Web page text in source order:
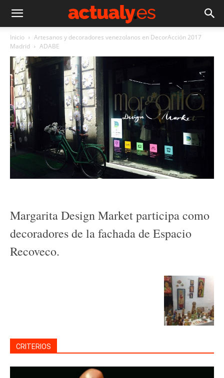
Inicio
Artesanos y decoradores venezolanos en DecorAcción 2017
Madrid
ADABE
Margarita Design Market participa como
decoradores de la fachada de Espacio
Recoveco.
CRITERIOS